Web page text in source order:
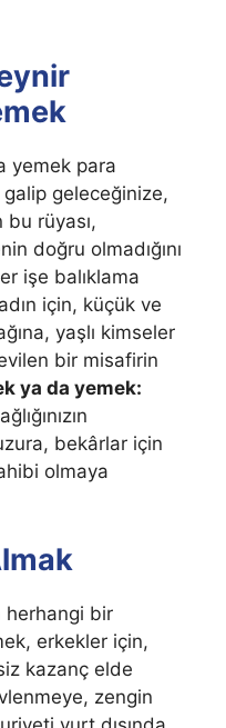
yemek para
geleceğinize,
rüyası,
doğru olmadığını
işe balıklama
için, küçük ve
yaşlı kimseler
bir misafirin
ya da yemek:
bekârlar için
olmaya
herhangi bir
erkekler için,
kazanç elde
zengin